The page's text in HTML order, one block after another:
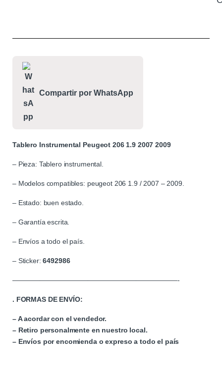
Compartir por WhatsApp
Tablero Instrumental Peugeot 206 1.9 2007 2009
– Pieza: Tablero instrumental.
– Modelos compatibles: peugeot 206 1.9 / 2007 – 2009.
– Estado: buen estado.
– Garantía escrita.
– Envíos a todo el país.
– Sticker: 6492986
————————————————————————-
. FORMAS DE ENVÍO:
– A acordar con el vendedor.
– Retiro personalmente en nuestro local.
– Envíos por encomienda o expreso a todo el país